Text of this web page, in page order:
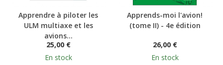
Apprendre à piloter les
ULM multiaxe et les
avions...
25,00 €
En stock
Apprends-moi l'avion!
(tome II) - 4e édition
26,00 €
En stock